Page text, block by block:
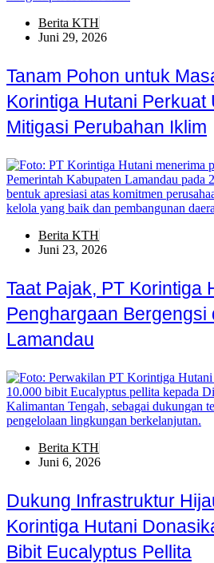
Berita KTH
Juni 29, 2026
Tanam Pohon untuk
Korintiga Hutani Perkuat
Mitigasi Perubahan Iklim
Berita KTH
Juni 23, 2026
Taat Pajak, PT Korintiga
Penghargaan Bergengsi
Lamandau
Berita KTH
Juni 6, 2026
Dukung Infrastruktur
Korintiga Hutani
Bibit Eucalyptus Pellita